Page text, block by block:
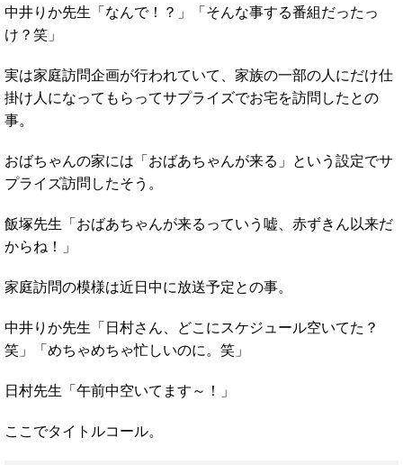
中井りか先生「なんで！？」「そんな事する番組だったっ
け？笑」
実は家庭訪問企画が行われていて、家族の一部の人にだけ仕
掛け人になってもらってサプライズでお宅を訪問したとの
事。
おばちゃんの家には「おばあちゃんが来る」という設定でサ
プライズ訪問したそう。
飯塚先生「おばあちゃんが来るっていう嘘、赤ずきん以来だ
からね！」
家庭訪問の模様は近日中に放送予定との事。
中井りか先生「日村さん、どこにスケジュール空いてた？
笑」「めちゃめちゃ忙しいのに。笑」
日村先生「午前中空いてます～！」
ここでタイトルコール。